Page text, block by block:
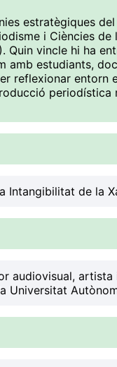
estratègiques
i Ciències
Quin vincle hi ha
amb estudiants,
reflexionar entorn
periodística
Intangibilitat de la
audiovisual,
Universitat